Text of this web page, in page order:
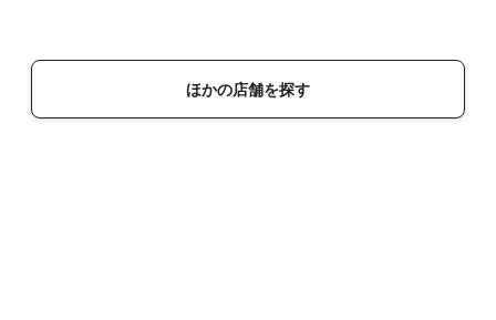
ほかの店舗を探す